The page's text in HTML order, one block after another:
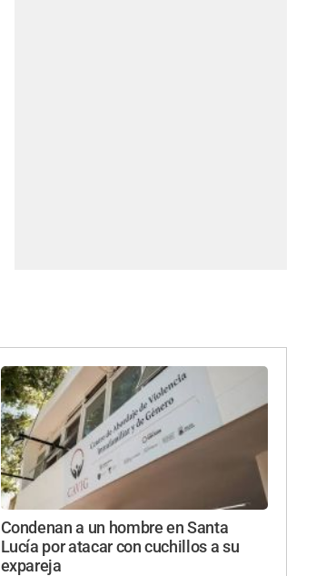
Condenan a un hombre en Santa
Lucía por atacar con cuchillos a su
expareja